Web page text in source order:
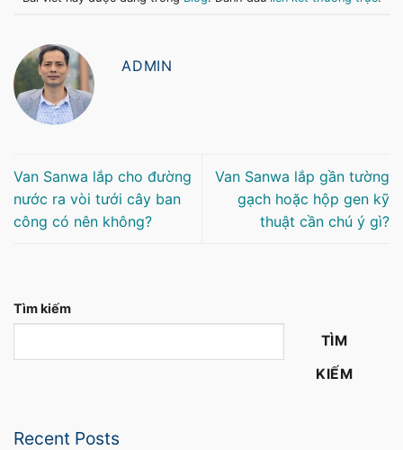
ADMIN
Van Sanwa lắp cho đường
nước ra vòi tưới cây ban
công có nên không?
Van Sanwa lắp gần tường
gạch hoặc hộp gen kỹ
thuật cần chú ý gì?
Tìm kiếm
TÌM
KIẾM
Recent Posts